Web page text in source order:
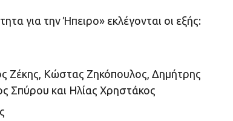
για την Ήπειρο» εκλέγονται οι εξής:
Ζέκης, Κώστας Ζηκόπουλος, Δημήτρης
Σπύρου και Ηλίας Χρηστάκος